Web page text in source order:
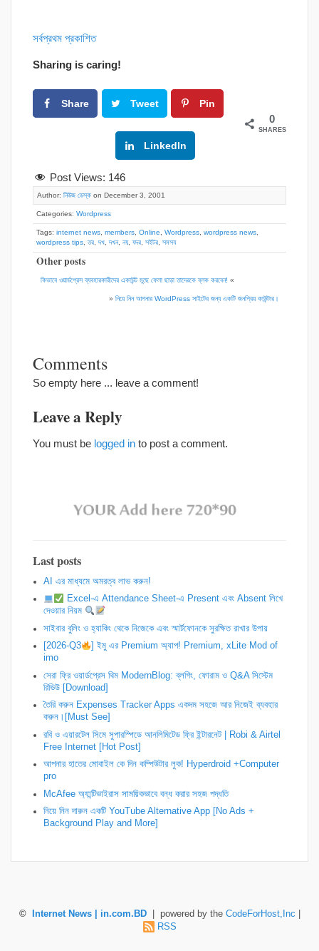
সর্বপ্রথম প্রকাশিত
Sharing is caring!
Share Tweet Pin
LinkedIn
0
SHARES
Post Views: 146
Author: নিউজ ডেস্ক on December 3, 2001
Categories: Wordpress
Tags: internet news, members, Online, Wordpress, wordpress news,
wordpress tips,তর,দখ,দখন, নয়, যদর, সইটর, সমসয
Other posts
কিভাবে ওয়ার্ডপ্রেস ব্যবহারকারীদের একাউন্ট মুছে ফেলা ছাড়া তাদেরকে ব্লক করবেন! «
» নিয়ে নিন আপনার WordPress সাইটের জন্য একটি জনপ্রিয় কাউন্টার।
Comments
So empty here ... leave a comment!
Leave a Reply
You must be logged in to post a comment.
Last posts
AI এর মাধ্যমে অমরত্ব লাভ করুন!
Excel-এ Attendance Sheet-এ Present এবং Absent লিখে
দেওয়ার নিয়ম
সাইবার বুলিং ও হ্যাকিং থেকে নিজেকে এবং স্মার্টফোনকে সুরক্ষিত রাখার উপায়
[2026-Q3
] ইমু এর Premium অ্যাপ! Premium, xLite Mod of
imo
সেরা ফ্রি ওয়ার্ডপ্রেস থিম ModernBlog: ব্লগিং, ফোরাম ও Q&A সিস্টেম
রিভিউ [Download]
তৈরি করুন Expenses Tracker Apps একদম সহজে আর নিজেই ব্যবহার
করুন।[Must See]
রবি ও এয়ারটেল সিমে সুপারস্পিডে আনলিমিটেড ফ্রি ইন্টারনেট | Robi & Airtel
Free Internet [Hot Post]
আপনার হাতের মোবাইল কে দিন কম্পিউটার লুক! Hyperdroid +Computer
pro
McAfee অ্যান্টিভাইরাস সাময়িকভাবে বন্ধ করার সহজ পদ্ধতি
নিয়ে নিন দারুন একটি YouTube Alternative App [No Ads +
Background Play and More]
© Internet News | in.com.BD| powered by the CodeForHost,Inc
RSS